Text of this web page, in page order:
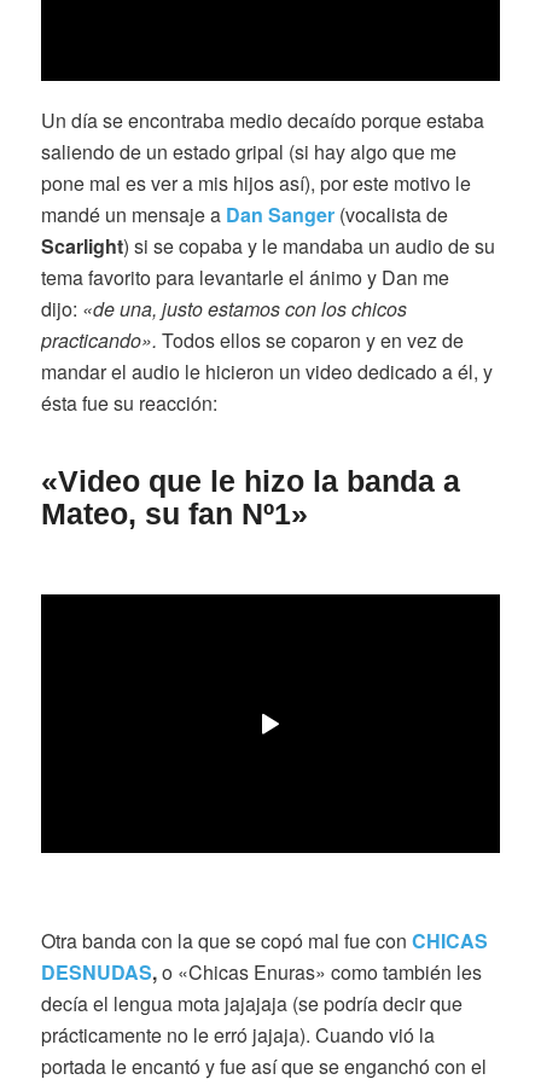
Un día se encontraba medio decaído porque estaba
saliendo de un estado gripal (si hay algo que me
pone mal es ver a mis hijos así), por este motivo le
mandé un mensaje a Dan Sanger(vocalista de
Scarlight) si se copaba y le mandaba un audio de su
tema favorito para levantarle el ánimo y Dan me
dijo: «de una, justo estamos con los chicos
practicando». Todos ellos se coparon y en vez de
mandar el audio le hicieron un video dedicado a él, y
ésta fue su reacción:
«Video que le hizo la banda a
Mateo, su fan Nº1»
Otra banda con la que se copó mal fue con CHICAS
DESNUDAS,o «Chicas Enuras» como también les
decía el lengua mota jajajaja (se podría decir que
prácticamente no le erró jajaja). Cuando vió la
portada le encantó y fue así que se enganchó con el